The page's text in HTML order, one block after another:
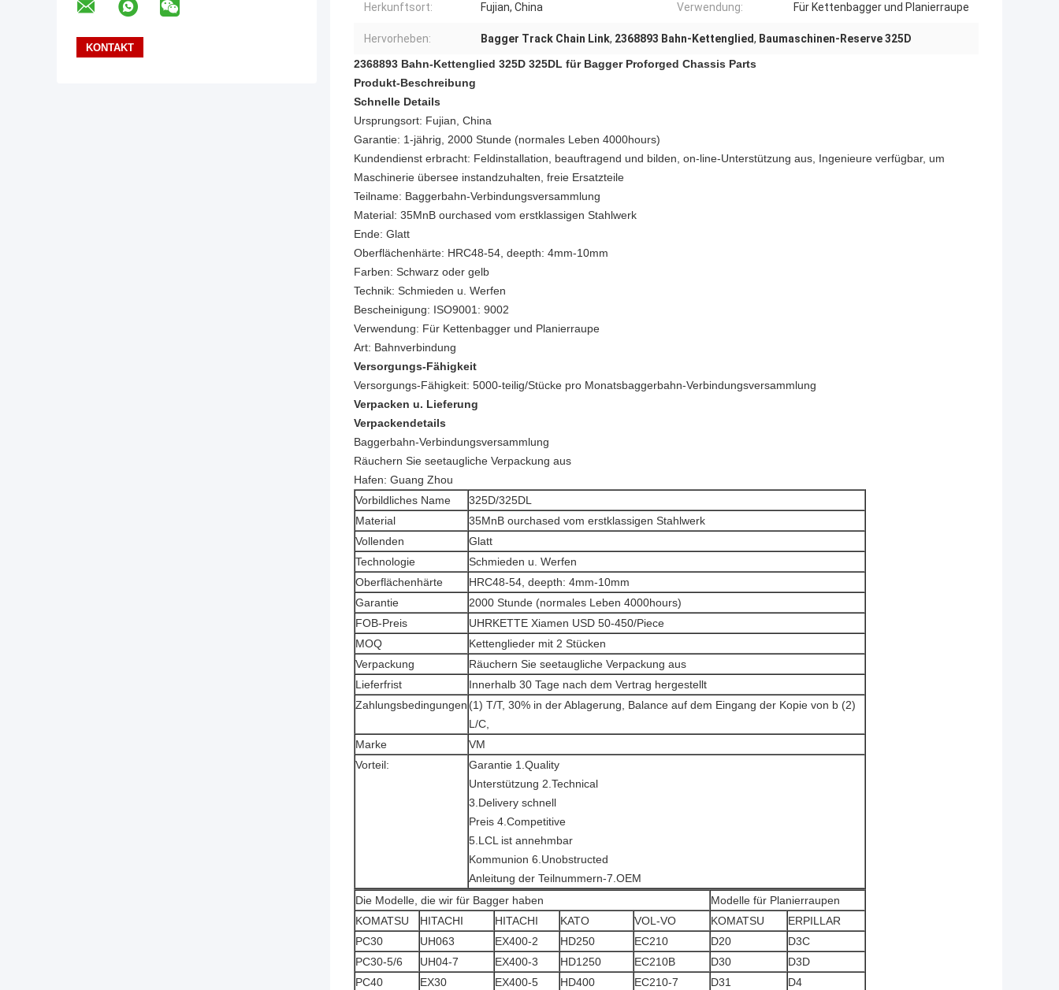
Herkunftsort: Fujian, China Verwendung: Für Kettenbagger und Planierraupe
Hervorheben: Bagger Track Chain Link, 2368893 Bahn-Kettenglied, Baumaschinen-Reserve 325D
2368893 Bahn-Kettenglied 325D 325DL für Bagger Proforged Chassis Parts
Produkt-Beschreibung
Schnelle Details
Ursprungsort: Fujian, China
Garantie: 1-jährig, 2000 Stunde (normales Leben 4000hours)
Kundendienst erbracht: Feldinstallation, beauftragend und bilden, on-line-Unterstützung aus, Ingenieure verfügbar, um
Maschinerie übersee instandzuhalten, freie Ersatzteile
Teilname: Baggerbahn-Verbindungsversammlung
Material: 35MnB ourchased vom erstklassigen Stahlwerk
Ende: Glatt
Oberflächenhärte: HRC48-54, deepth: 4mm-10mm
Farben: Schwarz oder gelb
Technik: Schmieden u. Werfen
Bescheinigung: ISO9001: 9002
Verwendung: Für Kettenbagger und Planierraupe
Art: Bahnverbindung
Versorgungs-Fähigkeit
Versorgungs-Fähigkeit: 5000-teilig/Stücke pro Monatsbaggerbahn-Verbindungsversammlung
Verpacken u. Lieferung
Verpackendetails
Baggerbahn-Verbindungsversammlung
Räuchern Sie seetaugliche Verpackung aus
Hafen: Guang Zhou
Vorbildliches Name
325D/325DL
Material
35MnB ourchased vom erstklassigen Stahlwerk
Vollenden
Glatt
Technologie
Schmieden u. Werfen
Oberflächenhärte
HRC48-54, deepth: 4mm-10mm
Garantie
2000 Stunde (normales Leben 4000hours)
FOB-Preis
UHRKETTE Xiamen USD 50-450/Piece
MOQ
Kettenglieder mit 2 Stücken
Verpackung
Räuchern Sie seetaugliche Verpackung aus
Lieferfrist
Innerhalb 30 Tage nach dem Vertrag hergestellt
Zahlungsbedingungen (1) T/T, 30% in der Ablagerung, Balance auf dem Eingang der Kopie von b (2)
L/C,
Marke
VM
Vorteil:
Garantie 1.Quality
Unterstützung 2.Technical
3.Delivery schnell
Preis 4.Competitive
5.LCL ist annehmbar
Kommunion 6.Unobstructed
Anleitung der Teilnummern-7.OEM
Die Modelle, die wir für Bagger haben
Modelle für Planierraupen
KOMATSU
HITACHI HITACHI KATO VOL-VO KOMATSU
ERPILLAR
PC30
UH063 EX400-2 HD250 EC210 D20
D3C
PC30-5/6
UH04-7 EX400-3 HD1250 EC210B D30
D3D
PC40
EX30 EX400-5 HD400 EC210-7 D31
D4